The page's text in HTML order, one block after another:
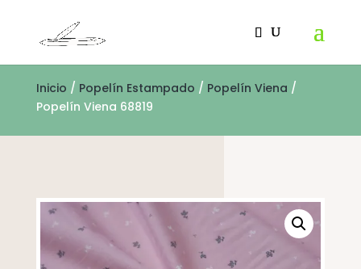
Inicio / Popelín Estampado / Popelín Viena /
Popelín Viena 68819